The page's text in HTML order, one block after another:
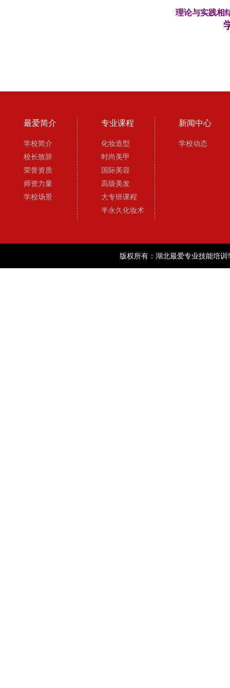
理论与实践相
最爱简介
学校简介
校长致辞
荣誉资质
师资力量
学校场景
专业课程
化妆造型
时尚美甲
国际美容
高级美发
大专班课程
半永久化妆术
新闻中心
学校动态
版权所有：湖北最爱专业技能培